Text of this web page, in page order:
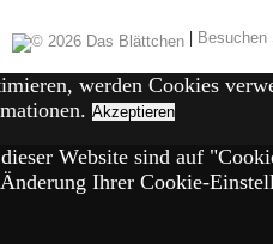
|
werden Cookies
Akzeptieren
Website sind auf
Ihrer Cookie-